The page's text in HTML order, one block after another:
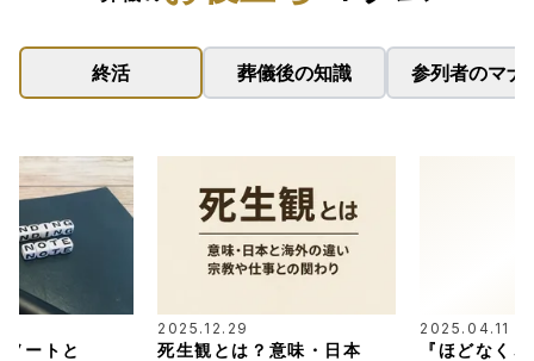
終活 葬儀後の知識 参列者のマナ
ートと
2025.12.29
死生観とは？意味・日本
2025.04.11
『ほどなく